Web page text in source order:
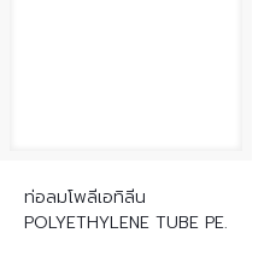
ท่อลมโพลีเอทิลีน
POLYETHYLENE TUBE PE.